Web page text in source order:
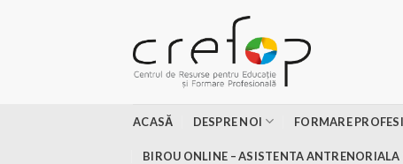
ACASĂ DESPRE NOI FORMARE
BIROU ONLINE – ASISTENTA ANTRENORIALA